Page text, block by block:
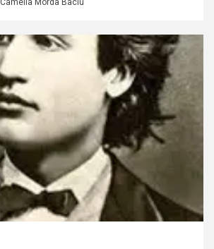
Camelia Morda Baciu